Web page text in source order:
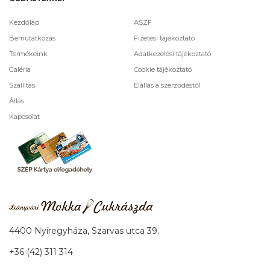
Kezdőlap
Bemutatkozás
Termékeink
Galéria
Szállítás
Állás
Kapcsolat
ASZF
Fizetési tájékoztató
Adatkezelési tájékoztató
Cookie tájékoztató
Elállás a szerződéstől
4400 Nyíregyháza, Szarvas utca 39.
+36 (42) 311 314